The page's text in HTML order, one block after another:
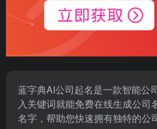
蓝字典AI公司起名是一款智能公
入关键词就能免费在线生成公司
名字，帮助您快速拥有独特的公